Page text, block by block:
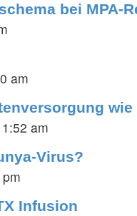
bei MPA-
am
wie
am
Virus?
Infusion